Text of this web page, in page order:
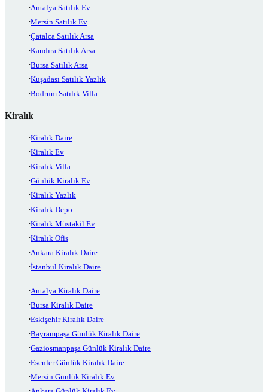
Antalya Satılık Ev
Mersin Satılık Ev
Çatalca Satılık Arsa
Kandıra Satılık Arsa
Bursa Satılık Arsa
Kuşadası Satılık Yazlık
Bodrum Satılık Villa
Kiralık
Kiralık Daire
Kiralık Ev
Kiralık Villa
Günlük Kiralık Ev
Kiralık Yazlık
Kiralık Depo
Kiralık Müstakil Ev
Kiralık Ofis
Ankara Kiralık Daire
İstanbul Kiralık Daire
Antalya Kiralık Daire
Bursa Kiralık Daire
Eskişehir Kiralık Daire
Bayrampaşa Günlük Kiralık Daire
Gaziosmanpaşa Günlük Kiralık Daire
Esenler Günlük Kiralık Daire
Mersin Günlük Kiralık Ev